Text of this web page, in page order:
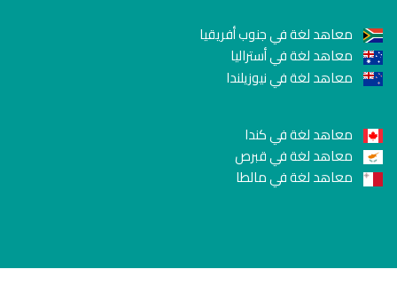
معاهد لغة في جنوب أفريقيا
معاهد لغة في أستراليا
معاهد لغة في نيوزيلندا
معاهد لغة في كندا
معاهد لغة في قبرص
معاهد لغة في مالطا